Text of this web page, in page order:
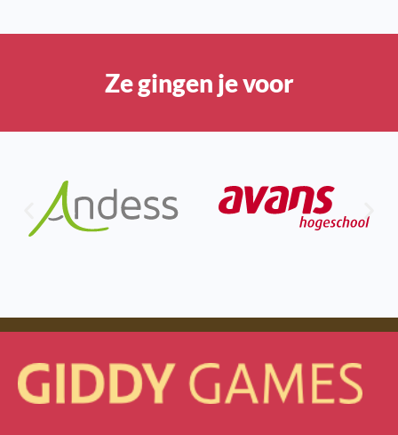
Ze gingen je voor